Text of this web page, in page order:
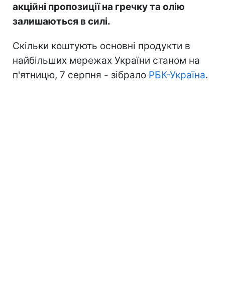
акційні пропозиції на гречку та олію
залишаються в силі.
Скільки коштують основні продукти в
найбільших мережах України станом на
п'ятницю, 7 серпня - зібрало РБК-Україна.